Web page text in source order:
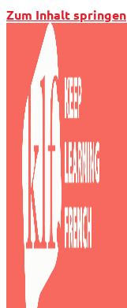
Zum Inhalt springen